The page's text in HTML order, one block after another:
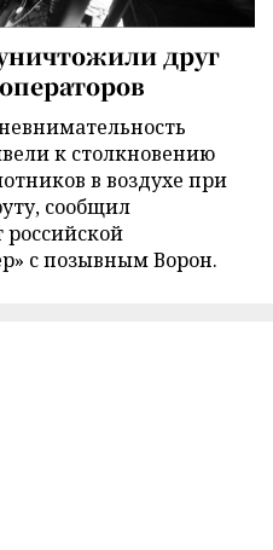
друг
к столкновению
в воздухе при
сообщил
с позывным Ворон.